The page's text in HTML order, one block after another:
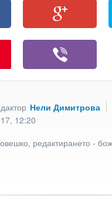
Нели Димитрова
12:20
редактирането -